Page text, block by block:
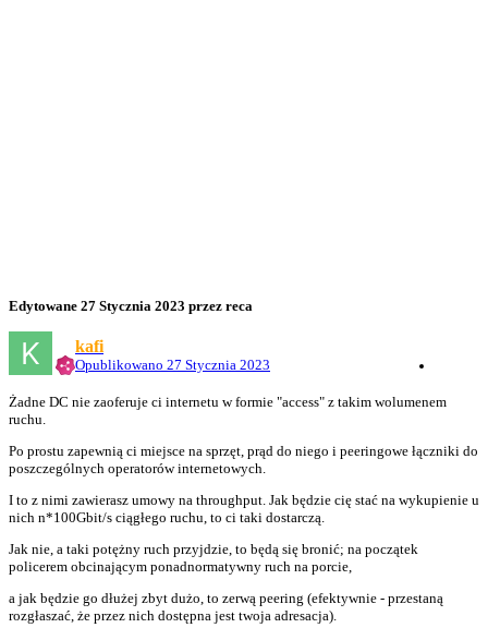
Edytowane 27 Stycznia 2023 przez reca
kafi
Opublikowano 27 Stycznia 2023
Żadne DC nie zaoferuje ci internetu w formie "access" z takim wolumenem
ruchu.
Po prostu zapewnią ci miejsce na sprzęt, prąd do niego i peeringowe łączniki do
poszczególnych operatorów internetowych.
I to z nimi zawierasz umowy na throughput. Jak będzie cię stać na wykupienie u
nich n*100Gbit/s ciągłego ruchu, to ci taki dostarczą.
Jak nie, a taki potężny ruch przyjdzie, to będą się bronić; na początek
policerem obcinającym ponadnormatywny ruch na porcie,
a jak będzie go dłużej zbyt dużo, to zerwą peering (efektywnie - przestaną
rozgłaszać, że przez nich dostępna jest twoja adresacja).